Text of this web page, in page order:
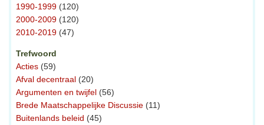
1990-1999 (120)
2000-2009 (120)
2010-2019 (47)
Trefwoord
Acties (59)
Afval decentraal (20)
Argumenten en twijfel (56)
Brede Maatschappelijke Discussie (11)
Buitenlands beleid (45)